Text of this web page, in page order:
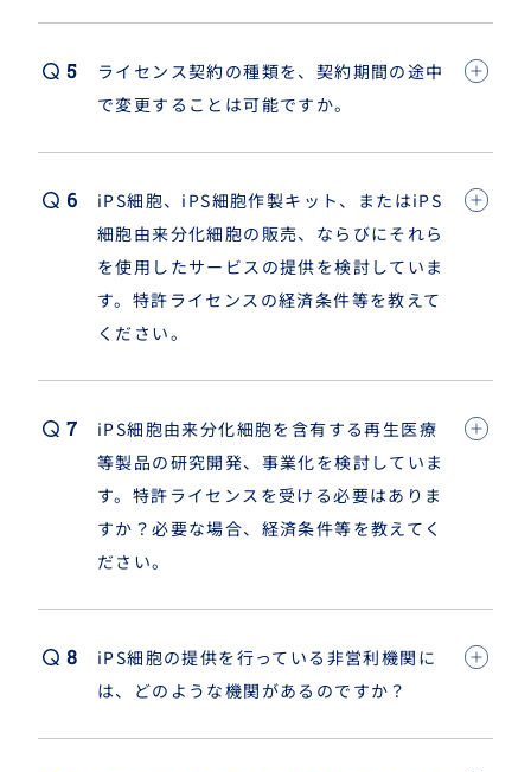
ライセンス契約の種類を、契約期間の途中
で変更することは可能ですか。
iPS細胞、iPS細胞作製キット、またはiPS
細胞由来分化細胞の販売、ならびにそれら
を使用したサービスの提供を検討していま
す。特許ライセンスの経済条件等を教えて
ください。
iPS細胞由来分化細胞を含有する再生医療
等製品の研究開発、事業化を検討していま
す。特許ライセンスを受ける必要はありま
すか？必要な場合、経済条件等を教えてく
ださい。
iPS細胞の提供を行っている非営利機関に
は、どのような機関があるのですか？